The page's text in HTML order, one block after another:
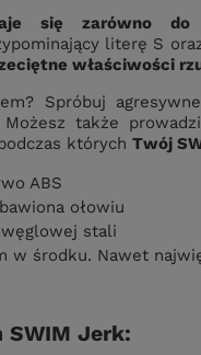
się zarówno do
literę S
właściwości
Spróbuj
także
których Twój
ABS
ołowiu
stali
w środku. Nawet
SWIM Jerk: